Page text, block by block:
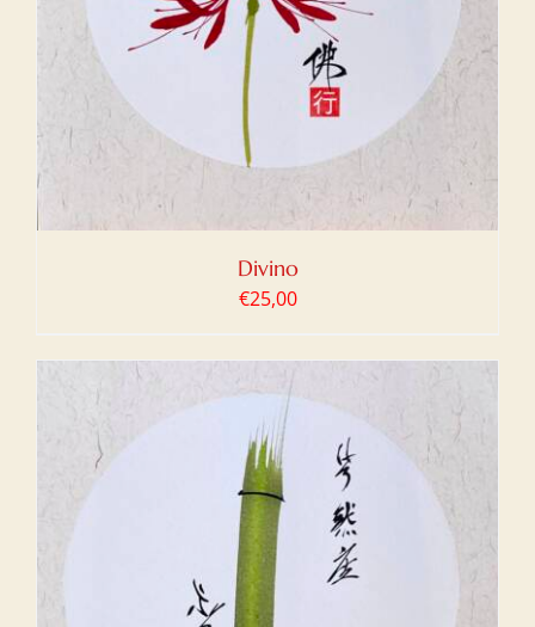
Divino
€25,00